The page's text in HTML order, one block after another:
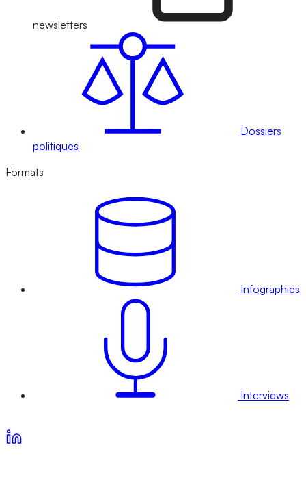
newsletters
Dossiers
politiques
Formats
Infographies
Interviews